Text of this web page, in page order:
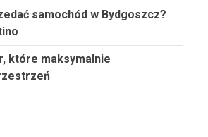
samochód w Bydgoszcz?
które maksymalnie